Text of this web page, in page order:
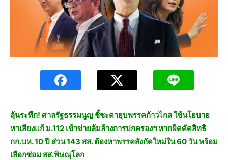
ลุ้นระทึก! ศาลรัฐธรรมนูญ ชี้ชะตายุบพรรคก้าวไกล ใช้นโยบาย
หาเสียงแก้ ม.112 เข้าข่ายล้มล้างการปกครองฯ หากผิดตัดสิทธิ
กก.บห. 10 ปี ส่วน 143 สส. ต้องหาพรรคสังกัดใหม่ใน 60 วัน พร้อม
เลือกซ่อม สส.พิษณุโลก